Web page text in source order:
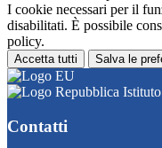
I cookie necessari per il
disabilitati. È possibile
policy.
Accetta tutti Salva le
Contatti